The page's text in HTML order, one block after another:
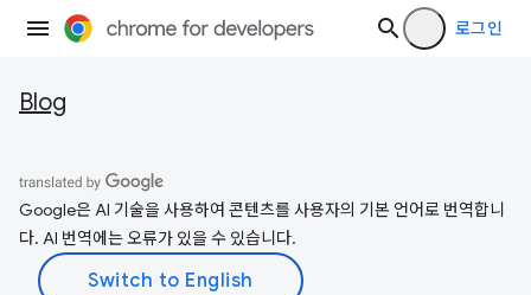
로그인
Blog
Google은 AI 기술을 사용하여 콘텐츠를 사용자의 기본 언어로 번역합니
다. AI 번역에는 오류가 있을 수 있습니다.